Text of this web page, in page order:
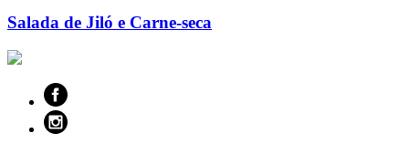
Salada de Jiló e Carne-seca